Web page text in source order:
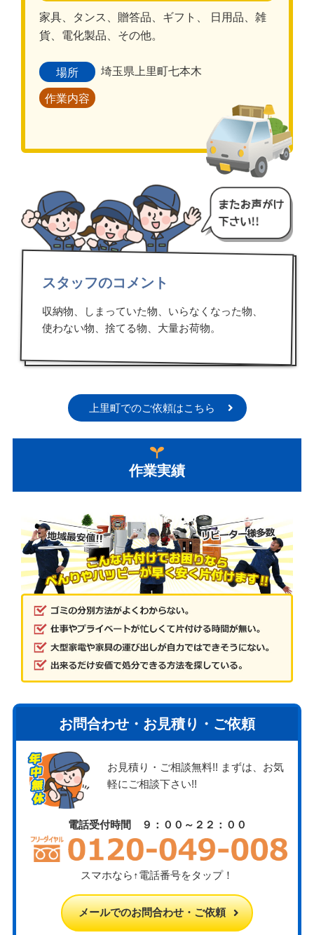
家具、タンス、贈答品、ギフト、 日用品、雑
貨、電化製品、その他。
場所 埼玉県上里町七本木
作業内容
スタッフのコメント
収納物、しまっていた物、いらなくなった物、
使わない物、捨てる物、大量お荷物。
上里町でのご依頼はこちら
作業実績
お問合わせ・お見積り・ご依頼
お見積り・ご相談無料!! まずは、お気
軽にご相談下さい!!
電話受付時間 ９：００～２２：００
スマホなら↑電話番号をタップ！
メールでのお問合わせ・ご依頼